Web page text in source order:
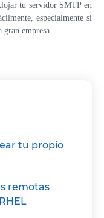
tu servidor SMTP en
especialmente si
gran empresa.
tu propio
remotas